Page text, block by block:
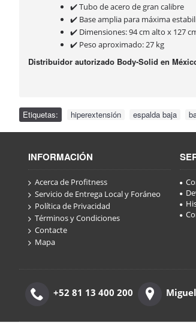
✔️ Tubo de acero de gran calibre
✔️ Base amplia para máxima
✔️ Dimensiones: 94 cm alto x 127
✔️ Peso aproximado: 27 kg
Distribuidor autorizado Body-Solid en
Etiquetas: hiperextensión espalda baja
INFORMACIÓN
Acerca de Profitness
Servicio de Entrega Local y Foráneo
Política de Privacidad
Términos y Condiciones
Contacte
Mapa
+52 81 13 400 200